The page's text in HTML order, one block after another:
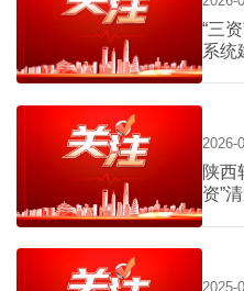
“三
系统
2026-
陕西
资”
2025-